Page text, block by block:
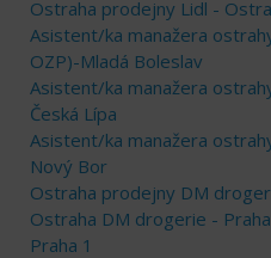
Ostraha prodejny Lidl -
Asistent/ka manažera
OZP)-Mladá Boleslav
Asistent/ka manažera
Česká Lípa
Asistent/ka manažera
Nový Bor
Ostraha prodejny DM
Ostraha DM drogerie -
Praha 1